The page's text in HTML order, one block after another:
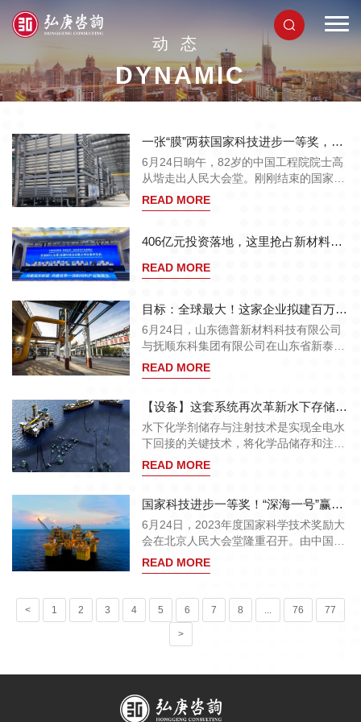
动态
DYNAMIC
一张“膜”两获国家科技进步一等奖，凭啥？
6月24日晌午，82岁的中国工程院院士高
从堦走出人民大会堂。刚刚结束的国家科
学技术奖励大会揭晓了2023年度国家科学
技术奖，他与另外两位院士领衔开发的新
家科技进步一等奖。
READ MORE
406亿元投资落地，这里抢占新材料发展高地
READ MORE
目标：全球最大！这家企业拟建百万吨碳酸二甲酯项目
6月24日，山东德普新材料科技有限公司
与抚顺东科集团有限公司在山东省新泰市
签约，达成碳酸二甲酯年度战略合作伙伴
关系，双方将充分实现资源互补，推动双
实现1+1>2的共赢目标。
READ MORE
【设备】这套系统再次革新水下存储与注入技术
水下化学剂储存与注射技术是实现全电水
下回接的关键技术，将化学品储存和注入
转移到海底，可以移除昂贵的脐带缆从而
显著降低成本，同时有助于缓解海面设施
景中，正逐步成为促进深水油气田高效、
经济开发的重要工具。
READ MORE
国家科技进步一等奖！“深海一号”赢在哪？
6月24日，2023年度国家科学技术奖励大
会在北京人民大会堂隆重召开。由中国海
油牵头完成的“‘深海一号’超深水大气田开
发工程关键技术与应用”获评2023年度国
领域唯一的国家科技进步奖一等奖。
READ MORE
< 1 2 3 4 5 6 7 8 ... 76 77
>